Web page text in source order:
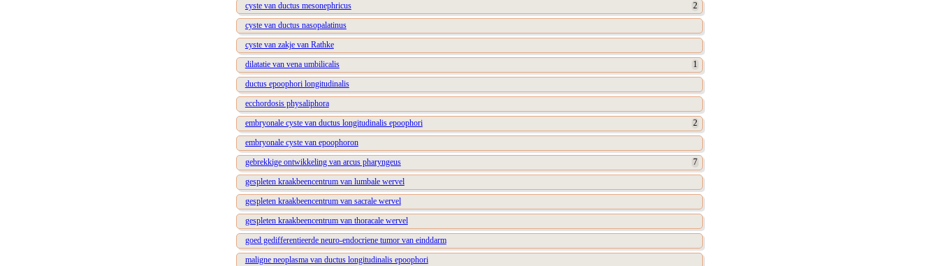
cyste van ductus mesonephricus
2
cyste van ductus nasopalatinus
cyste van zakje van Rathke
dilatatie van vena umbilicalis
1
ductus epoophori longitudinalis
ecchordosis physaliphora
embryonale cyste van ductus longitudinalis epoophori
2
embryonale cyste van epoophoron
gebrekkige ontwikkeling van arcus pharyngeus
7
gespleten kraakbeencentrum van lumbale wervel
gespleten kraakbeencentrum van sacrale wervel
gespleten kraakbeencentrum van thoracale wervel
goed gedifferentieerde neuro-endocriene tumor van einddarm
maligne neoplasma van ductus longitudinalis epoophori